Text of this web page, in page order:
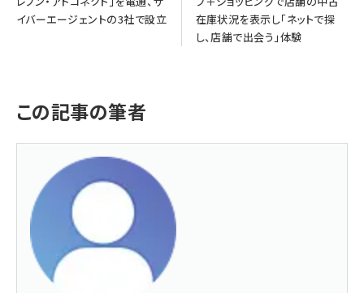
イバーエージェントの3社で設立
在庫状況を表示し「ネットで探
し、店舗で出会う」体験
この記事の筆者